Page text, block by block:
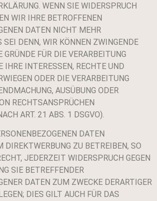
WENN SIE WIDERSPRUCH
WIR IHRE BETROFFENEN
DATEN NICHT MEHR
SEI DENN, WIR KÖNNEN ZWINGENDE
GRÜNDE FÜR DIE VERARBEITUNG
IHRE INTERESSEN, RECHTE UND
ODER DIE VERARBEITUNG
AUSÜBUNG ODER
RECHTSANSPRÜCHEN
ART. 21 ABS. 1 DSGVO).
DATEN
DIREKTWERBUNG ZU BETREIBEN, SO
JEDERZEIT WIDERSPRUCH GEGEN
SIE BETREFFENDER
DATEN ZUM ZWECKE DERARTIGER
DIES GILT AUCH FÜR DAS